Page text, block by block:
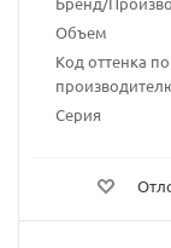
Объем
Код оттенка по
Серия